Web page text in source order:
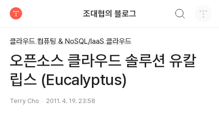
조대협의 블로그
클라우드 컴퓨팅 & NoSQL/IaaS 클라우드
오픈소스 클라우드 솔루션 유칼
립스 (Eucalyptus)
Terry Cho 2011. 4. 19. 23:58